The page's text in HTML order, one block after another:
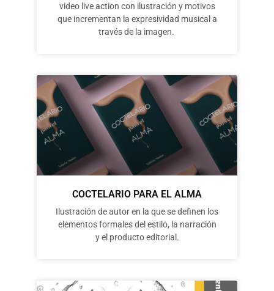
video live action con ilustración y motivos
que incrementan la expresividad musical a
través de la imagen.
COCTELARIO PARA EL ALMA
Ilustración de autor en la que se definen los
elementos formales del estilo, la narración
y el producto editorial.